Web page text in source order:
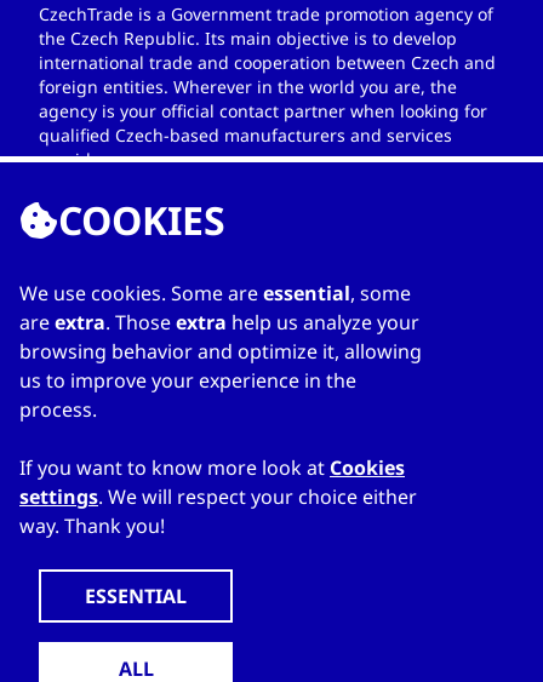
CzechTrade is a Government trade promotion agency of
the Czech Republic. Its main objective is to develop
international trade and cooperation between Czech and
foreign entities. Wherever in the world you are, the
agency is your official contact partner when looking for
qualified Czech-based manufacturers and services
providers.
LINKS
Home
Über das Adressbuch
Meine Liste
WWW.CZECHTRADEOFFICES.COM
COOKIES
We use cookies. Some areessential, some
areextra. Thoseextra help us analyze your
browsing behavior and optimize it, allowing
us to improve your experience in the
process.
If you want to know more look at Cookies
settings. We will respect your choice either
way. Thank you!